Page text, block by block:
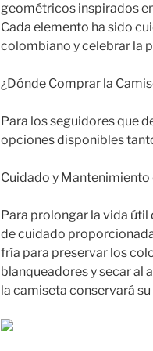
geométricos inspirados
Cada elemento ha sido
colombiano y celebrar la
¿Dónde Comprar la
Para los seguidores que
opciones disponibles
Cuidado y Mantenimiento
Para prolongar la vida
de cuidado
fría para preservar los
blanqueadores y secar al
la camiseta conservará